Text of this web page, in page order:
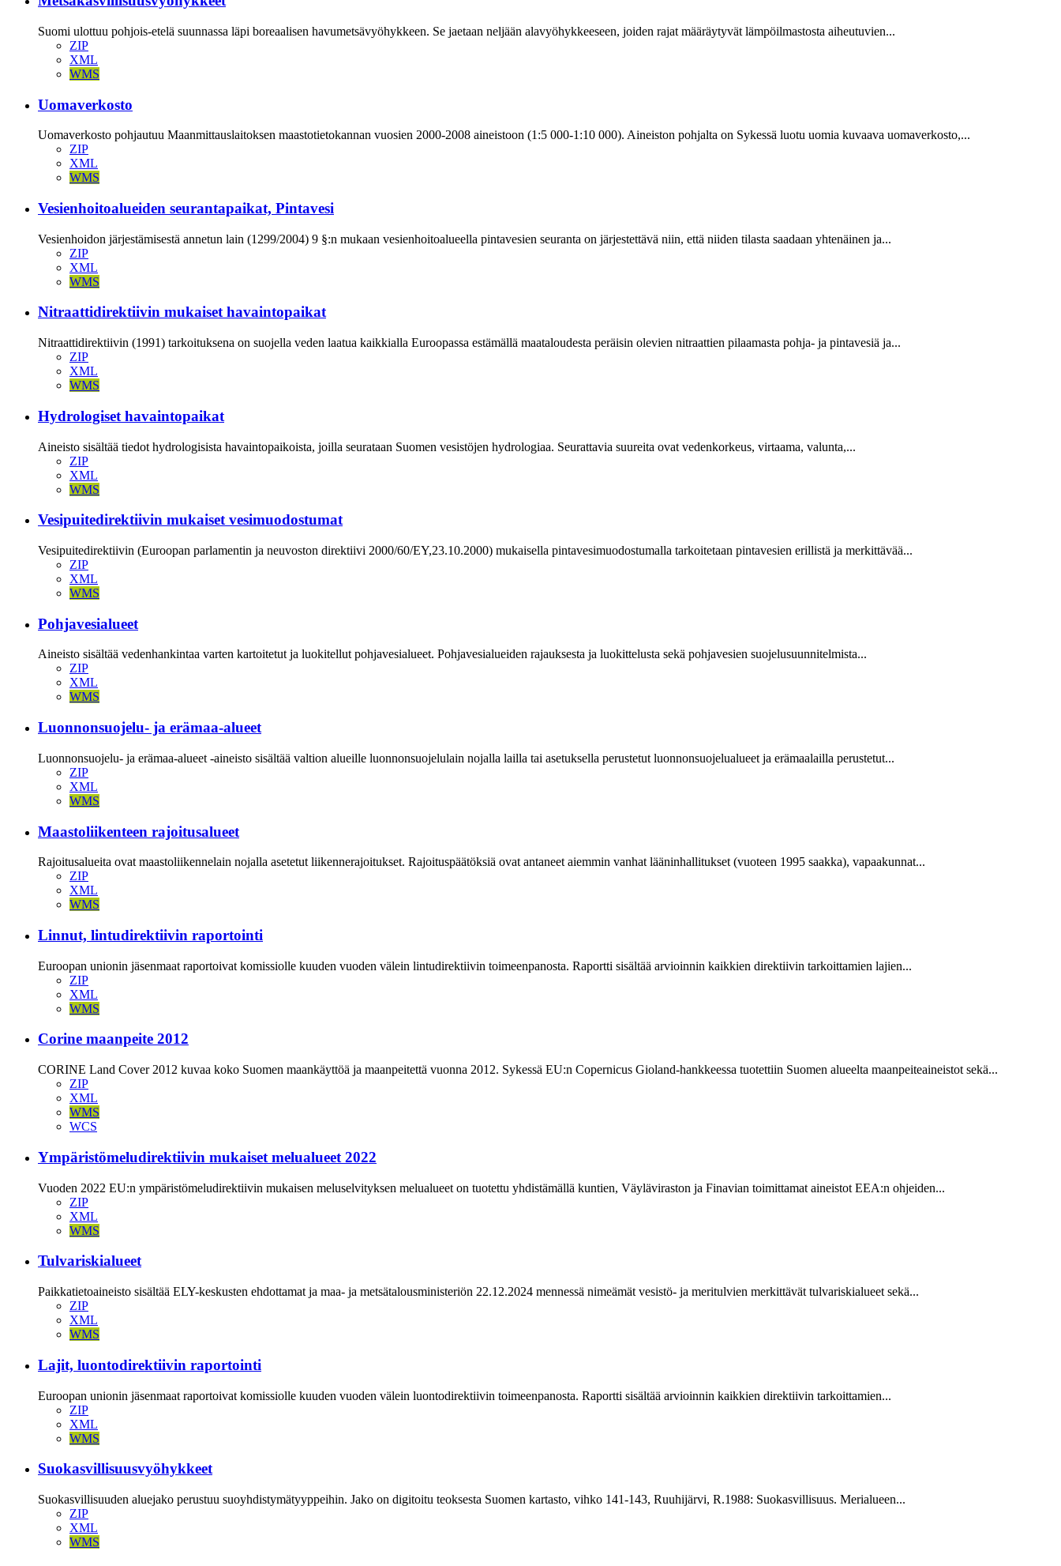
Suomi ulottuu pohjois-etelä suunnassa läpi boreaalisen havumetsävyöhykkeen. Se jaetaan neljään alavyöhykkeeseen, joiden rajat määräytyvät lämpöilmastosta aiheutuvien...
ZIP
XML
WMS
Uomaverkosto
Uomaverkosto pohjautuu Maanmittauslaitoksen maastotietokannan vuosien 2000-2008 aineistoon (1:5 000-1:10 000). Aineiston pohjalta on Sykessä luotu uomia kuvaava uomaverkosto,...
ZIP
XML
WMS
Vesienhoitoalueiden seurantapaikat, Pintavesi
Vesienhoidon järjestämisestä annetun lain (1299/2004) 9 §:n mukaan vesienhoitoalueella pintavesien seuranta on järjestettävä niin, että niiden tilasta saadaan yhtenäinen ja...
ZIP
XML
WMS
Nitraattidirektiivin mukaiset havaintopaikat
Nitraattidirektiivin (1991) tarkoituksena on suojella veden laatua kaikkialla Euroopassa estämällä maataloudesta peräisin olevien nitraattien pilaamasta pohja- ja pintavesiä ja...
ZIP
XML
WMS
Hydrologiset havaintopaikat
Aineisto sisältää tiedot hydrologisista havaintopaikoista, joilla seurataan Suomen vesistöjen hydrologiaa. Seurattavia suureita ovat vedenkorkeus, virtaama, valunta,...
ZIP
XML
WMS
Vesipuitedirektiivin mukaiset vesimuodostumat
Vesipuitedirektiivin (Euroopan parlamentin ja neuvoston direktiivi 2000/60/EY,23.10.2000) mukaisella pintavesimuodostumalla tarkoitetaan pintavesien erillistä ja merkittävää...
ZIP
XML
WMS
Pohjavesialueet
Aineisto sisältää vedenhankintaa varten kartoitetut ja luokitellut pohjavesialueet. Pohjavesialueiden rajauksesta ja luokittelusta sekä pohjavesien suojelusuunnitelmista...
ZIP
XML
WMS
Luonnonsuojelu- ja erämaa-alueet
Luonnonsuojelu- ja erämaa-alueet -aineisto sisältää valtion alueille luonnonsuojelulain nojalla lailla tai asetuksella perustetut luonnonsuojelualueet ja erämaalailla perustetut...
ZIP
XML
WMS
Maastoliikenteen rajoitusalueet
Rajoitusalueita ovat maastoliikennelain nojalla asetetut liikennerajoitukset. Rajoituspäätöksiä ovat antaneet aiemmin vanhat lääninhallitukset (vuoteen 1995 saakka), vapaakunnat...
ZIP
XML
WMS
Linnut, lintudirektiivin raportointi
Euroopan unionin jäsenmaat raportoivat komissiolle kuuden vuoden välein lintudirektiivin toimeenpanosta. Raportti sisältää arvioinnin kaikkien direktiivin tarkoittamien lajien...
ZIP
XML
WMS
Corine maanpeite 2012
CORINE Land Cover 2012 kuvaa koko Suomen maankäyttöä ja maanpeitettä vuonna 2012. Sykessä EU:n Copernicus Gioland-hankkeessa tuotettiin Suomen alueelta maanpeiteaineistot sekä...
ZIP
XML
WMS
WCS
Ympäristömeludirektiivin mukaiset melualueet 2022
Vuoden 2022 EU:n ympäristömeludirektiivin mukaisen meluselvityksen melualueet on tuotettu yhdistämällä kuntien, Väyläviraston ja Finavian toimittamat aineistot EEA:n ohjeiden...
ZIP
XML
WMS
Tulvariskialueet
Paikkatietoaineisto sisältää ELY-keskusten ehdottamat ja maa- ja metsätalousministeriön 22.12.2024 mennessä nimeämät vesistö- ja meritulvien merkittävät tulvariskialueet sekä...
ZIP
XML
WMS
Lajit, luontodirektiivin raportointi
Euroopan unionin jäsenmaat raportoivat komissiolle kuuden vuoden välein luontodirektiivin toimeenpanosta. Raportti sisältää arvioinnin kaikkien direktiivin tarkoittamien...
ZIP
XML
WMS
Suokasvillisuusvyöhykkeet
Suokasvillisuuden aluejako perustuu suoyhdistymätyyppeihin. Jako on digitoitu teoksesta Suomen kartasto, vihko 141-143, Ruuhijärvi, R.1988: Suokasvillisuus. Merialueen...
ZIP
XML
WMS